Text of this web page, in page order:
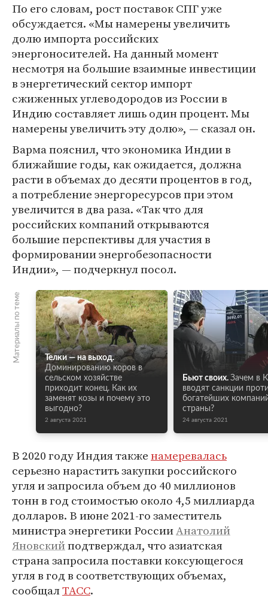
По его словам, рост поставок СПГ уже
обсуждается. «Мы намерены увеличить
долю импорта российских
энергоносителей. На данный момент
несмотря на большие взаимные инвестиции
в энергетический сектор импорт
сжиженных углеводородов из России в
Индию составляет лишь один процент. Мы
намерены увеличить эту долю», — сказал он.
Варма пояснил, что экономика Индии в
ближайшие годы, как ожидается, должна
расти в объемах до десяти процентов в год,
а потребление энергоресурсов при этом
увеличится в два раза. «Так что для
российских компаний открываются
большие перспективы для участия в
формировании энергобезопасности
Индии», — подчеркнул посол.
Материалы по теме
Телки — на выход.
Доминированию коров в
сельском хозяйстве
приходит конец. Как их
заменят козы и почему это
выгодно?
2 августа 2021
Бьют своих. Зачем в
вводят санкции
богатейших
страны?
24 августа 2021
В 2020 году Индия такженамеревалась
серьезно нарастить закупки российского
угля и запросила объем до 40 миллионов
тонн в год стоимостью около 4,5 миллиарда
долларов. В июне 2021-го заместитель
министра энергетики РоссииАнатолий
Яновскийподтверждал, что азиатская
страна запросила поставки коксующегося
угля в год в соответствующих объемах,
сообщалТАСС.